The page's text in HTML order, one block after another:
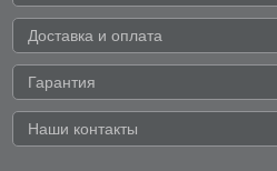
Доставка и оплата
Гарантия
Наши контакты